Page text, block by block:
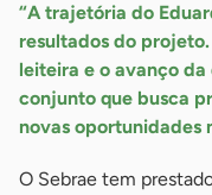
“A trajetória do
resultados do
leiteira e o avanço
conjunto que busca
novas oportunidades
O Sebrae tem